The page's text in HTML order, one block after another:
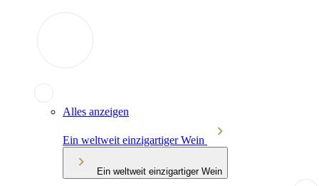
Alles anzeigen
Ein weltweit einzigartiger Wein
Ein weltweit einzigartiger Wein